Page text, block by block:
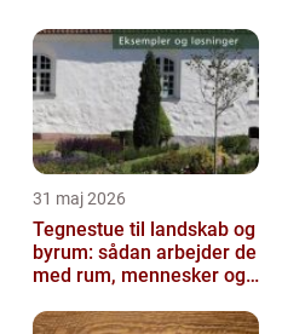
for...
31 maj 2026
Tegnestue til landskab og
byrum: sådan arbejder de
med rum, mennesker og